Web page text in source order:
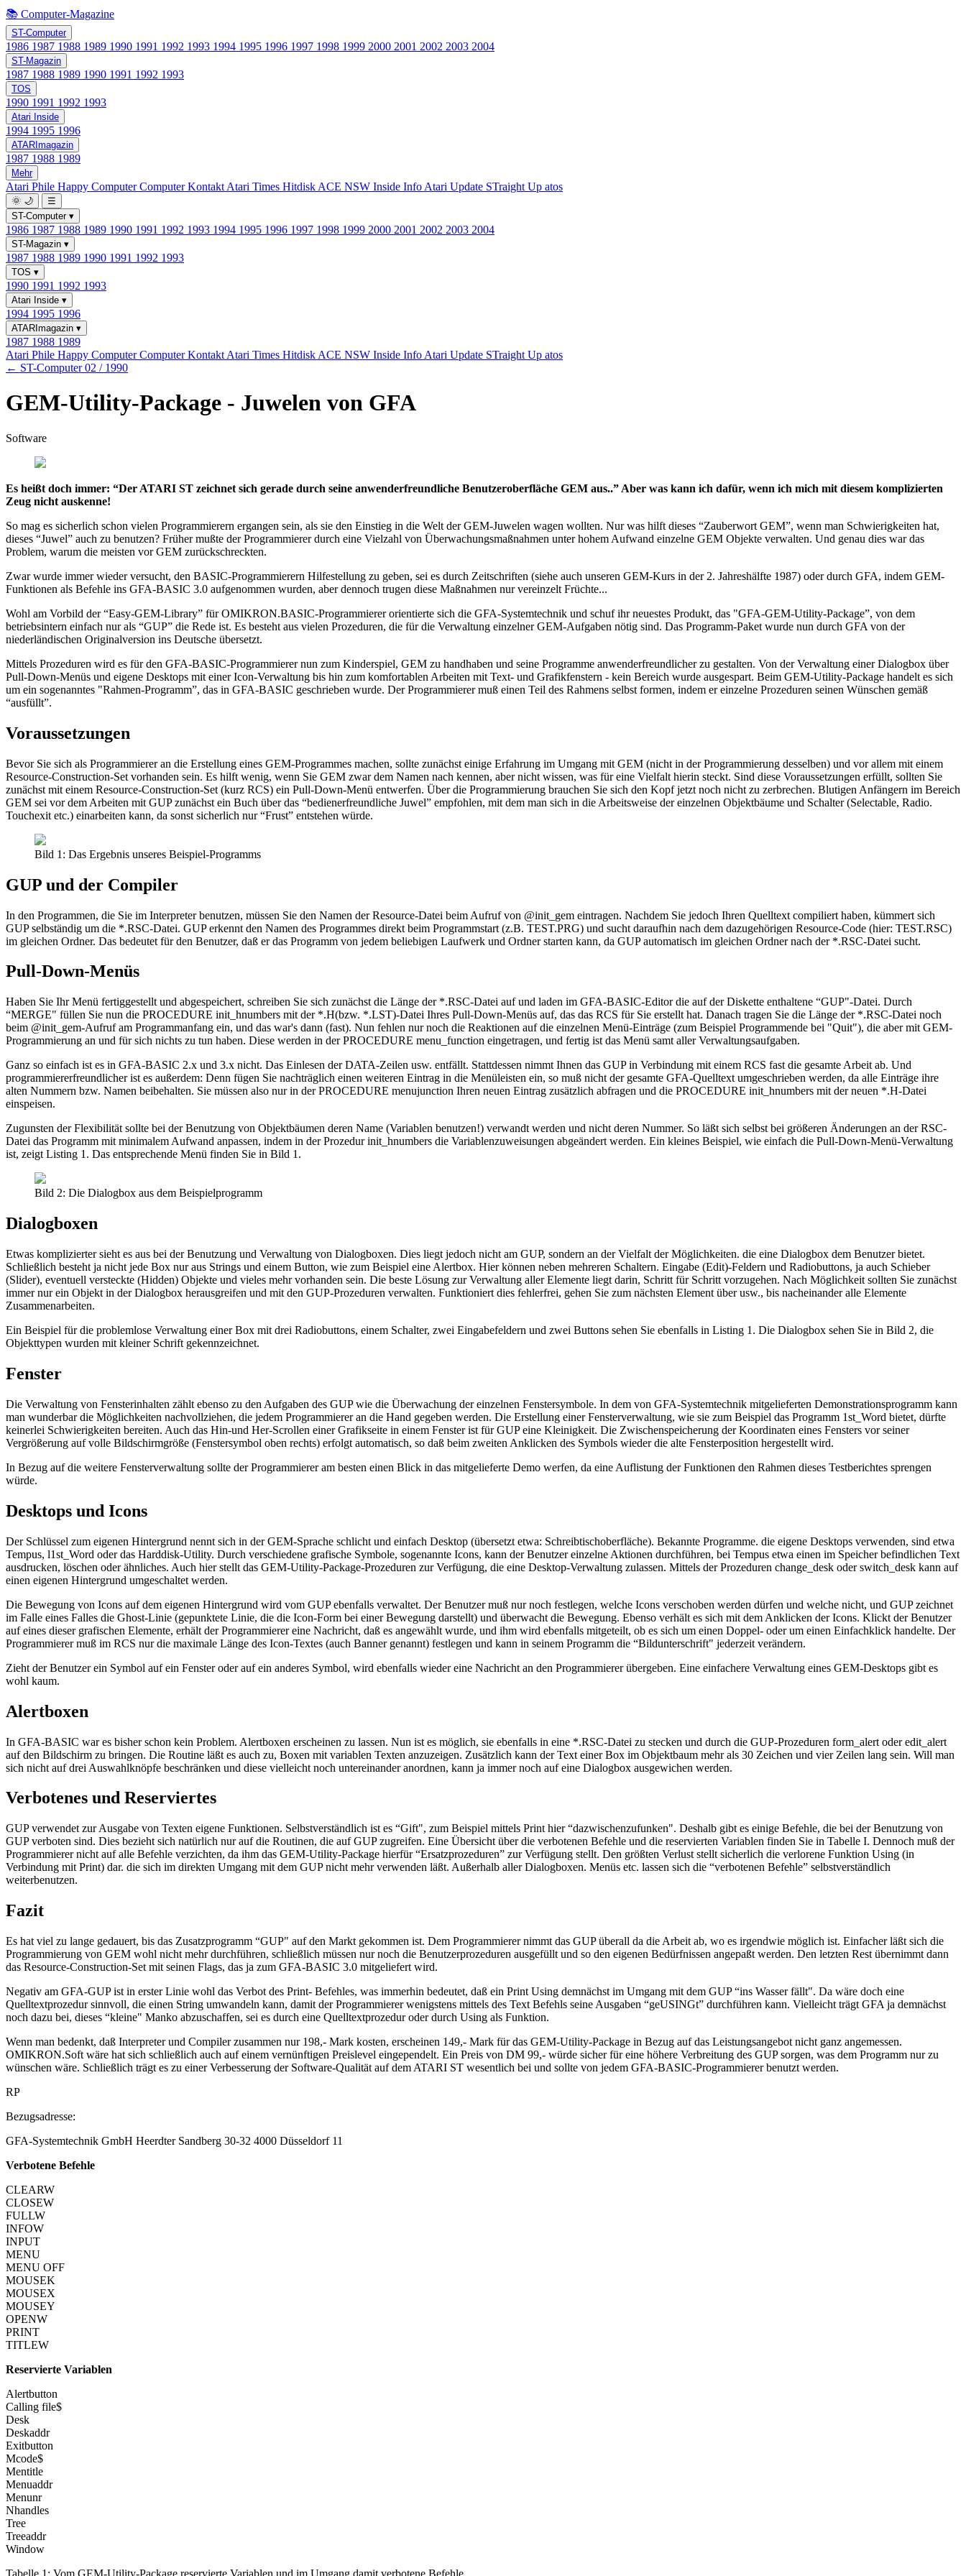
📚 Computer-Magazine
ST-Computer
1986 1987 1988 1989 1990 1991 1992 1993 1994 1995 1996 1997 1998 1999 2000 2001 2002 2003 2004
ST-Magazin
1987 1988 1989 1990 1991 1992 1993
TOS
1990 1991 1992 1993
Atari Inside
1994 1995 1996
ATARImagazin
1987 1988 1989
Mehr
Atari Phile Happy ComputerComputer Kontakt Atari Times Hitdisk ACE NSW Inside Info Atari Update STraight Up atos
🌞 🌙
☰
ST-Computer ▾
1986 1987 1988 1989 1990 1991 1992 1993 1994 1995 1996 1997 1998 1999 2000 2001 2002 2003 2004
ST-Magazin ▾
1987 1988 1989 1990 1991 1992 1993
TOS ▾
1990 1991 1992 1993
Atari Inside ▾
1994 1995 1996
ATARImagazin ▾
1987 1988 1989
Atari Phile Happy ComputerComputer Kontakt Atari Times Hitdisk ACE NSW Inside Info Atari Update STraight Up atos
← ST-Computer 02 / 1990
GEM-Utility-Package - Juwelen von GFA
Software
Es heißt doch immer: “Der ATARI ST zeichnet sich gerade durch seine anwenderfreundliche Benutzeroberfläche GEM aus..” Aber was kann ich dafür, wenn ich mich mit diesem komplizierten
Zeug nicht auskenne!
So mag es sicherlich schon vielen Programmierern ergangen sein, als sie den Einstieg in die Welt der GEM-Juwelen wagen wollten. Nur was hilft dieses “Zauberwort GEM”, wenn man Schwierigkeiten hat,
dieses “Juwel” auch zu benutzen? Früher mußte der Programmierer durch eine Vielzahl von Überwachungsmaßnahmen unter hohem Aufwand einzelne GEM Objekte verwalten. Und genau dies war das
Problem, warum die meisten vor GEM zurückschreckten.
Zwar wurde immer wieder versucht, den BASIC-Programmierern Hilfestellung zu geben, sei es durch Zeitschriften (siehe auch unseren GEM-Kurs in der 2. Jahreshälfte 1987) oder durch GFA, indem GEM-
Funktionen als Befehle ins GFA-BASIC 3.0 aufgenommen wurden, aber dennoch trugen diese Maßnahmen nur vereinzelt Früchte...
Wohl am Vorbild der “Easy-GEM-Library” für OMIKRON.BASIC-Programmierer orientierte sich die GFA-Systemtechnik und schuf ihr neuestes Produkt, das "GFA-GEM-Utility-Package”, von dem
betriebsintern einfach nur als “GUP” die Rede ist. Es besteht aus vielen Prozeduren, die für die Verwaltung einzelner GEM-Aufgaben nötig sind. Das Programm-Paket wurde nun durch GFA von der
niederländischen Originalversion ins Deutsche übersetzt.
Mittels Prozeduren wird es für den GFA-BASIC-Programmierer nun zum Kinderspiel, GEM zu handhaben und seine Programme anwenderfreundlicher zu gestalten. Von der Verwaltung einer Dialogbox über
Pull-Down-Menüs und eigene Desktops mit einer Icon-Verwaltung bis hin zum komfortablen Arbeiten mit Text- und Grafikfenstern - kein Bereich wurde ausgespart. Beim GEM-Utility-Package handelt es sich
um ein sogenanntes "Rahmen-Programm”, das in GFA-BASIC geschrieben wurde. Der Programmierer muß einen Teil des Rahmens selbst formen, indem er einzelne Prozeduren seinen Wünschen gemäß
“ausfüllt”.
Voraussetzungen
Bevor Sie sich als Programmierer an die Erstellung eines GEM-Programmes machen, sollte zunächst einige Erfahrung im Umgang mit GEM (nicht in der Programmierung desselben) und vor allem mit einem
Resource-Construction-Set vorhanden sein. Es hilft wenig, wenn Sie GEM zwar dem Namen nach kennen, aber nicht wissen, was für eine Vielfalt hierin steckt. Sind diese Voraussetzungen erfüllt, sollten Sie
zunächst mit einem Resource-Construction-Set (kurz RCS) ein Pull-Down-Menü entwerfen. Über die Programmierung brauchen Sie sich den Kopf jetzt noch nicht zu zerbrechen. Blutigen Anfängern im Bereich
GEM sei vor dem Arbeiten mit GUP zunächst ein Buch über das “bedienerfreundliche Juwel” empfohlen, mit dem man sich in die Arbeitsweise der einzelnen Objektbäume und Schalter (Selectable, Radio.
Touchexit etc.) einarbeiten kann, da sonst sicherlich nur “Frust” entstehen würde.
Bild 1: Das Ergebnis unseres Beispiel-Programms
GUP und der Compiler
In den Programmen, die Sie im Interpreter benutzen, müssen Sie den Namen der Resource-Datei beim Aufruf von @init_gem eintragen. Nachdem Sie jedoch Ihren Quelltext compiliert haben, kümmert sich
GUP selbständig um die *.RSC-Datei. GUP erkennt den Namen des Programmes direkt beim Programmstart (z.B. TEST.PRG) und sucht daraufhin nach dem dazugehörigen Resource-Code (hier: TEST.RSC)
im gleichen Ordner. Das bedeutet für den Benutzer, daß er das Programm von jedem beliebigen Laufwerk und Ordner starten kann, da GUP automatisch im gleichen Ordner nach der *.RSC-Datei sucht.
Pull-Down-Menüs
Haben Sie Ihr Menü fertiggestellt und abgespeichert, schreiben Sie sich zunächst die Länge der *.RSC-Datei auf und laden im GFA-BASIC-Editor die auf der Diskette enthaltene “GUP"-Datei. Durch
“MERGE" füllen Sie nun die PROCEDURE init_hnumbers mit der *.H(bzw. *.LST)-Datei Ihres Pull-Down-Menüs auf, das das RCS für Sie erstellt hat. Danach tragen Sie die Länge der *.RSC-Datei noch
beim @init_gem-Aufruf am Programmanfang ein, und das war's dann (fast). Nun fehlen nur noch die Reaktionen auf die einzelnen Menü-Einträge (zum Beispiel Programmende bei "Quit"), die aber mit GEM-
Programmierung an und für sich nichts zu tun haben. Diese werden in der PROCEDURE menu_function eingetragen, und fertig ist das Menü samt aller Verwaltungsaufgaben.
Ganz so einfach ist es in GFA-BASIC 2.x und 3.x nicht. Das Einlesen der DATA-Zeilen usw. entfällt. Stattdessen nimmt Ihnen das GUP in Verbindung mit einem RCS fast die gesamte Arbeit ab. Und
programmiererfreundlicher ist es außerdem: Denn fügen Sie nachträglich einen weiteren Eintrag in die Menüleisten ein, so muß nicht der gesamte GFA-Quelltext umgeschrieben werden, da alle Einträge ihre
alten Nummern bzw. Namen beibehalten. Sie müssen also nur in der PROCEDURE menujunction Ihren neuen Eintrag zusätzlich abfragen und die PROCEDURE init_hnumbers mit der neuen *.H-Datei
einspeisen.
Zugunsten der Flexibilität sollte bei der Benutzung von Objektbäumen deren Name (Variablen benutzen!) verwandt werden und nicht deren Nummer. So läßt sich selbst bei größeren Änderungen an der RSC-
Datei das Programm mit minimalem Aufwand anpassen, indem in der Prozedur init_hnumbers die Variablenzuweisungen abgeändert werden. Ein kleines Beispiel, wie einfach die Pull-Down-Menü-Verwaltung
ist, zeigt Listing 1. Das entsprechende Menü finden Sie in Bild 1.
Bild 2: Die Dialogbox aus dem Beispielprogramm
Dialogboxen
Etwas komplizierter sieht es aus bei der Benutzung und Verwaltung von Dialogboxen. Dies liegt jedoch nicht am GUP, sondern an der Vielfalt der Möglichkeiten. die eine Dialogbox dem Benutzer bietet.
Schließlich besteht ja nicht jede Box nur aus Strings und einem Button, wie zum Beispiel eine Alertbox. Hier können neben mehreren Schaltern. Eingabe (Edit)-Feldern und Radiobuttons, ja auch Schieber
(Slider), eventuell versteckte (Hidden) Objekte und vieles mehr vorhanden sein. Die beste Lösung zur Verwaltung aller Elemente liegt darin, Schritt für Schritt vorzugehen. Nach Möglichkeit sollten Sie zunächst
immer nur ein Objekt in der Dialogbox herausgreifen und mit den GUP-Prozeduren verwalten. Funktioniert dies fehlerfrei, gehen Sie zum nächsten Element über usw., bis nacheinander alle Elemente
Zusammenarbeiten.
Ein Beispiel für die problemlose Verwaltung einer Box mit drei Radiobuttons, einem Schalter, zwei Eingabefeldern und zwei Buttons sehen Sie ebenfalls in Listing 1. Die Dialogbox sehen Sie in Bild 2, die
Objekttypen wurden mit kleiner Schrift gekennzeichnet.
Fenster
Die Verwaltung von Fensterinhalten zählt ebenso zu den Aufgaben des GUP wie die Überwachung der einzelnen Fenstersymbole. In dem von GFA-Systemtechnik mitgelieferten Demonstrationsprogramm kann
man wunderbar die Möglichkeiten nachvollziehen, die jedem Programmierer an die Hand gegeben werden. Die Erstellung einer Fensterverwaltung, wie sie zum Beispiel das Programm 1st_Word bietet, dürfte
keinerlei Schwierigkeiten bereiten. Auch das Hin-und Her-Scrollen einer Grafikseite in einem Fenster ist für GUP eine Kleinigkeit. Die Zwischenspeicherung der Koordinaten eines Fensters vor seiner
Vergrößerung auf volle Bildschirmgröße (Fenstersymbol oben rechts) erfolgt automatisch, so daß beim zweiten Anklicken des Symbols wieder die alte Fensterposition hergestellt wird.
In Bezug auf die weitere Fensterverwaltung sollte der Programmierer am besten einen Blick in das mitgelieferte Demo werfen, da eine Auflistung der Funktionen den Rahmen dieses Testberichtes sprengen
würde.
Desktops und Icons
Der Schlüssel zum eigenen Hintergrund nennt sich in der GEM-Sprache schlicht und einfach Desktop (übersetzt etwa: Schreibtischoberfläche). Bekannte Programme. die eigene Desktops verwenden, sind etwa
Tempus, l1st_Word oder das Harddisk-Utility. Durch verschiedene grafische Symbole, sogenannte Icons, kann der Benutzer einzelne Aktionen durchführen, bei Tempus etwa einen im Speicher befindlichen Text
ausdrucken, löschen oder ähnliches. Auch hier stellt das GEM-Utility-Package-Prozeduren zur Verfügung, die eine Desktop-Verwaltung zulassen. Mittels der Prozeduren change_desk oder switch_desk kann auf
einen eigenen Hintergrund umgeschaltet werden.
Die Bewegung von Icons auf dem eigenen Hintergrund wird vom GUP ebenfalls verwaltet. Der Benutzer muß nur noch festlegen, welche Icons verschoben werden dürfen und welche nicht, und GUP zeichnet
im Falle eines Falles die Ghost-Linie (gepunktete Linie, die die Icon-Form bei einer Bewegung darstellt) und überwacht die Bewegung. Ebenso verhält es sich mit dem Anklicken der Icons. Klickt der Benutzer
auf eines dieser grafischen Elemente, erhält der Programmierer eine Nachricht, daß es angewählt wurde, und ihm wird ebenfalls mitgeteilt, ob es sich um einen Doppel- oder um einen Einfachklick handelte. Der
Programmierer muß im RCS nur die maximale Länge des Icon-Textes (auch Banner genannt) festlegen und kann in seinem Programm die “Bildunterschrift" jederzeit verändern.
Zieht der Benutzer ein Symbol auf ein Fenster oder auf ein anderes Symbol, wird ebenfalls wieder eine Nachricht an den Programmierer übergeben. Eine einfachere Verwaltung eines GEM-Desktops gibt es
wohl kaum.
Alertboxen
In GFA-BASIC war es bisher schon kein Problem. Alertboxen erscheinen zu lassen. Nun ist es möglich, sie ebenfalls in eine *.RSC-Datei zu stecken und durch die GUP-Prozeduren form_alert oder edit_alert
auf den Bildschirm zu bringen. Die Routine läßt es auch zu, Boxen mit variablen Texten anzuzeigen. Zusätzlich kann der Text einer Box im Objektbaum mehr als 30 Zeichen und vier Zeilen lang sein. Will man
sich nicht auf drei Auswahlknöpfe beschränken und diese vielleicht noch untereinander anordnen, kann ja immer noch auf eine Dialogbox ausgewichen werden.
Verbotenes und Reserviertes
GUP verwendet zur Ausgabe von Texten eigene Funktionen. Selbstverständlich ist es “Gift", zum Beispiel mittels Print hier “dazwischenzufunken". Deshalb gibt es einige Befehle, die bei der Benutzung von
GUP verboten sind. Dies bezieht sich natürlich nur auf die Routinen, die auf GUP zugreifen. Eine Übersicht über die verbotenen Befehle und die reservierten Variablen finden Sie in Tabelle I. Dennoch muß der
Programmierer nicht auf alle Befehle verzichten, da ihm das GEM-Utility-Package hierfür “Ersatzprozeduren” zur Verfügung stellt. Den größten Verlust stellt sicherlich die verlorene Funktion Using (in
Verbindung mit Print) dar. die sich im direkten Umgang mit dem GUP nicht mehr verwenden läßt. Außerhalb aller Dialogboxen. Menüs etc. lassen sich die “verbotenen Befehle” selbstverständlich
weiterbenutzen.
Fazit
Es hat viel zu lange gedauert, bis das Zusatzprogramm “GUP" auf den Markt gekommen ist. Dem Programmierer nimmt das GUP überall da die Arbeit ab, wo es irgendwie möglich ist. Einfacher läßt sich die
Programmierung von GEM wohl nicht mehr durchführen, schließlich müssen nur noch die Benutzerprozeduren ausgefüllt und so den eigenen Bedürfnissen angepaßt werden. Den letzten Rest übernimmt dann
das Resource-Construction-Set mit seinen Flags, das ja zum GFA-BASIC 3.0 mitgeliefert wird.
Negativ am GFA-GUP ist in erster Linie wohl das Verbot des Print- Befehles, was immerhin bedeutet, daß ein Print Using demnächst im Umgang mit dem GUP “ins Wasser fällt". Da wäre doch eine
Quelltextprozedur sinnvoll, die einen String umwandeln kann, damit der Programmierer wenigstens mittels des Text Befehls seine Ausgaben “geUSINGt” durchführen kann. Vielleicht trägt GFA ja demnächst
noch dazu bei, dieses “kleine" Manko abzuschaffen, sei es durch eine Quelltextprozedur oder durch Using als Funktion.
Wenn man bedenkt, daß Interpreter und Compiler zusammen nur 198,- Mark kosten, erscheinen 149,- Mark für das GEM-Utility-Package in Bezug auf das Leistungsangebot nicht ganz angemessen.
OMIKRON.Soft wäre hat sich schließlich auch auf einem vernünftigen Preislevel eingependelt. Ein Preis von DM 99,- würde sicher für eine höhere Verbreitung des GUP sorgen, was dem Programm nur zu
wünschen wäre. Schließlich trägt es zu einer Verbesserung der Software-Qualität auf dem ATARI ST wesentlich bei und sollte von jedem GFA-BASIC-Programmierer benutzt werden.
RP
Bezugsadresse:
GFA-Systemtechnik GmbH Heerdter Sandberg 30-32 4000 Düsseldorf 11
Verbotene Befehle
CLEARW
CLOSEW
FULLW
INFOW
INPUT
MENU
MENU OFF
MOUSEK
MOUSEX
MOUSEY
OPENW
PRINT
TITLEW
Reservierte Variablen
Alertbutton
Calling file$
Desk
Deskaddr
Exitbutton
Mcode$
Mentitle
Menuaddr
Menunr
Nhandles
Tree
Treeaddr
Window